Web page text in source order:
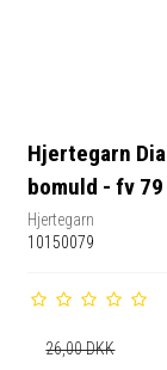
Hjertegarn
bomuld - fv 79
Hjertegarn
10150079
26,00 DKK